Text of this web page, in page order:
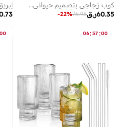
كوب زجاجي بتصميم حيواني - كوب من البورسليكات على شكل سنجاب، سعة 300 مل | أدوات شرب أنيقة ومتينة - قطعة واحدة
ر.ق60.35
76.95
-22%
06:57 :00
00